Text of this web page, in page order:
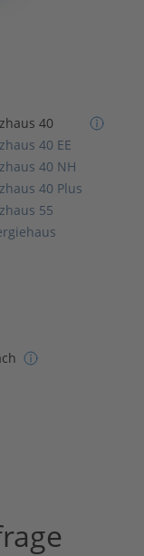
40
40 EE
40 NH
40 Plus
55